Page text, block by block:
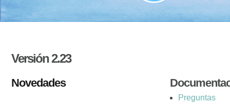
Versión 2.23
Novedades
Preguntas